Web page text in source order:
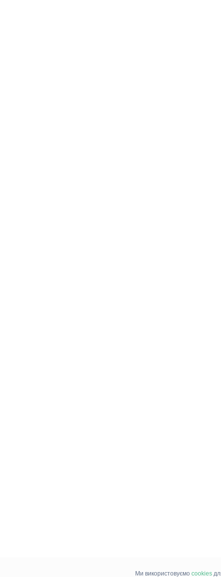
Ми використовуємо cookies